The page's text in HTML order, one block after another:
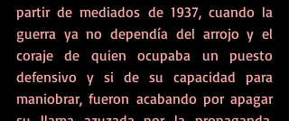
partir de mediados de 1937, cuando la
guerra ya no dependía del arrojo y el
coraje de quien ocupaba un puesto
defensivo y si de su capacidad para
maniobrar, fueron acabando por apagar